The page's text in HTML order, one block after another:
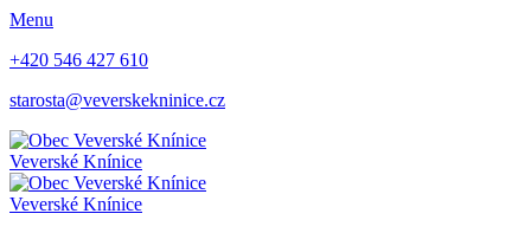
Menu
+420 546 427 610
starosta@veverskekninice.cz
Veverské Knínice
Veverské Knínice